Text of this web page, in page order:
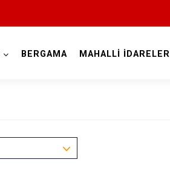
BERGAMA MAHALLİ İDARELER